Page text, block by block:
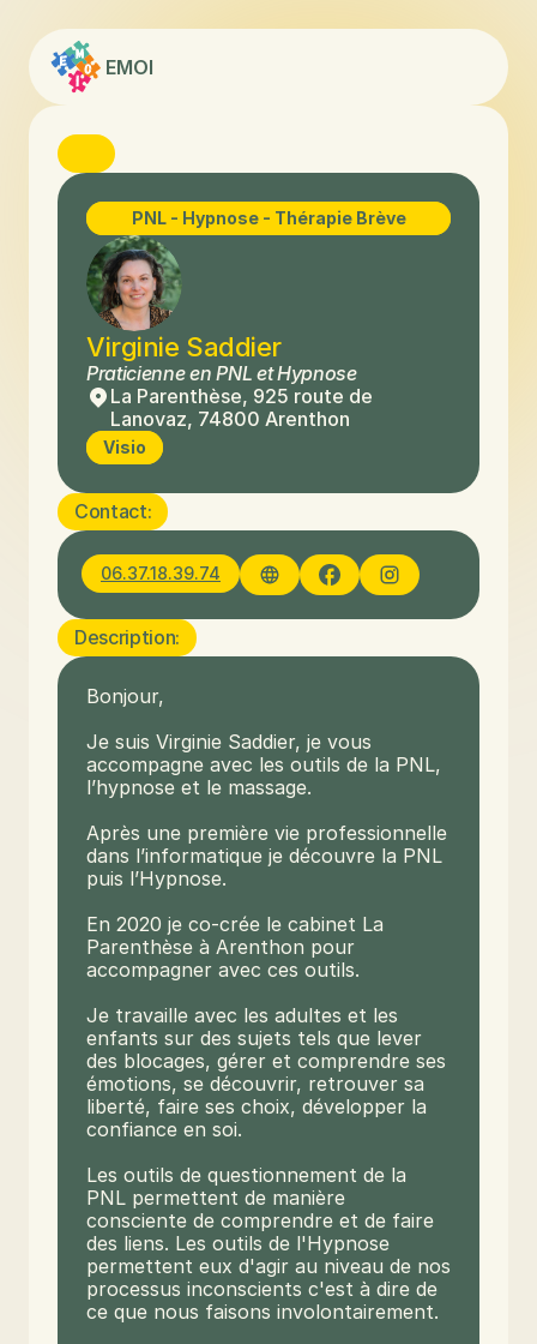
EMOI
La Parenthèse, 925 route de
Lanovaz, 74800 Arenthon
Virginie Saddier
Praticienne en PNL et Hypnose
Visio
PNL - Hypnose - Thérapie Brève
Description:
Bonjour,
Je suis Virginie Saddier, je vous
accompagne avec les outils de la PNL,
l’hypnose et le massage.
Après une première vie professionnelle
dans l’informatique je découvre la PNL
puis l’Hypnose.
En 2020 je co-crée le cabinet La
Parenthèse à Arenthon pour
accompagner avec ces outils.
Je travaille avec les adultes et les
enfants sur des sujets tels que lever
des blocages, gérer et comprendre ses
émotions, se découvrir, retrouver sa
liberté, faire ses choix, développer la
confiance en soi.
Les outils de questionnement de la
PNL permettent de manière
consciente de comprendre et de faire
des liens. Les outils de l'Hypnose
permettent eux d'agir au niveau de nos
processus inconscients c'est à dire de
ce que nous faisons involontairement.
Contact:
06.37.18.39.74